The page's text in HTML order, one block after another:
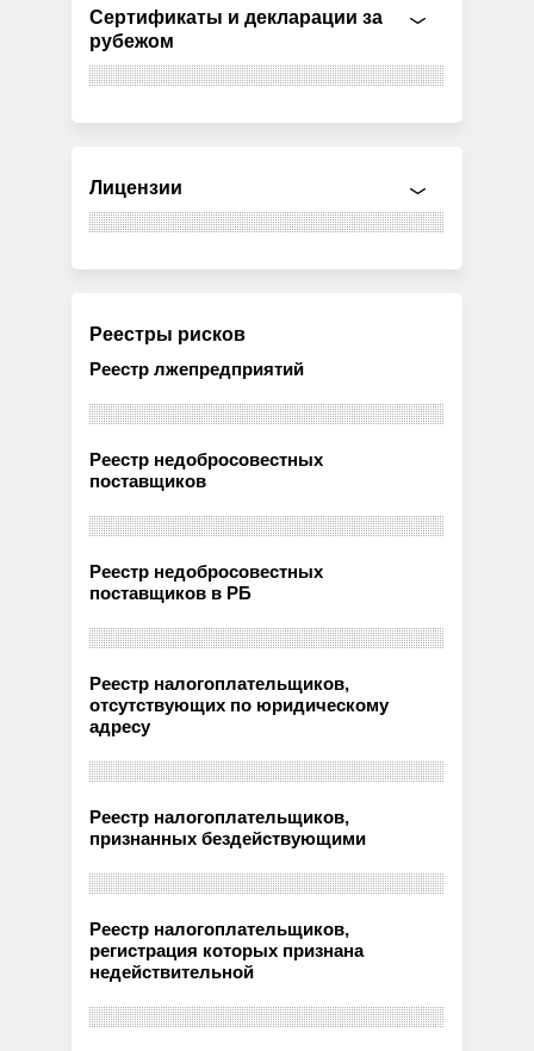
Сертификаты и декларации за
рубежом
Лицензии
Реестры рисков
Реестр лжепредприятий
Реестр недобросовестных
поставщиков
Реестр недобросовестных
поставщиков в РБ
Реестр налогоплательщиков,
отсутствующих по юридическому
адресу
Реестр налогоплательщиков,
признанных бездействующими
Реестр налогоплательщиков,
регистрация которых признана
недействительной